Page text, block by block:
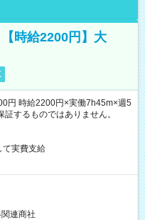
時給2200円】大
時給2200円×実働7h45m×週5
するものではありません。
て実費支給
連商社